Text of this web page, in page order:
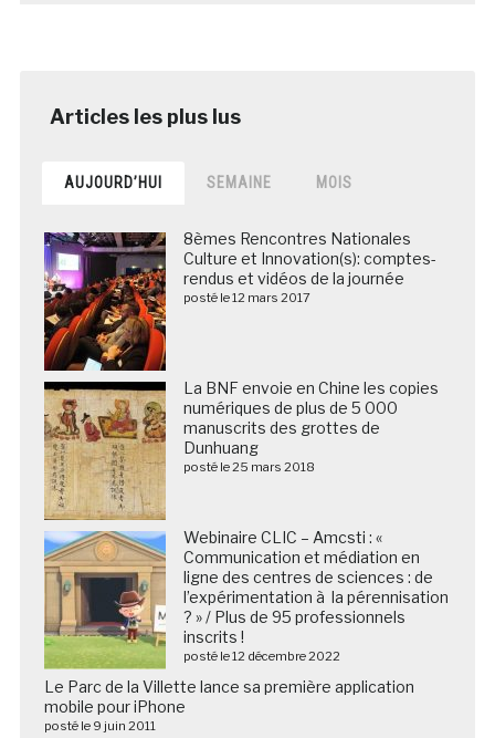
AUJOURD’HUI SEMAINE MOIS
8èmes Rencontres Nationales
Culture et Innovation(s): comptes-
rendus et vidéos de la journée
posté le 12 mars 2017
La BNF envoie en Chine les copies
numériques de plus de 5 000
manuscrits des grottes de
Dunhuang
posté le 25 mars 2018
Webinaire CLIC – Amcsti : «
Communication et médiation en
ligne des centres de sciences : de
l’expérimentation à la pérennisation
? » / Plus de 95 professionnels
inscrits !
posté le 12 décembre 2022
Le Parc de la Villette lance sa première application
mobile pour iPhone
posté le 9 juin 2011